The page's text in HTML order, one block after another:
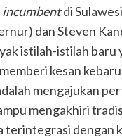
incumbentdi
dan Steven
istilah-istilah baru
kesan
mengajukan
mengakhiri
dengan